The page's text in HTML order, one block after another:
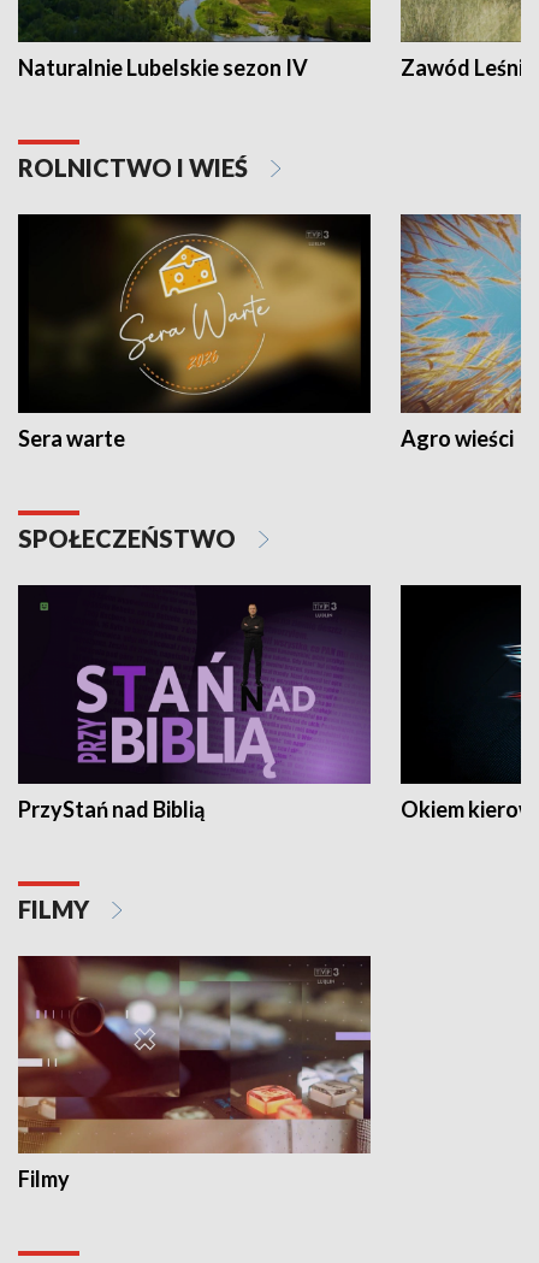
Naturalnie Lubelskie sezon IV Zawód Leśnik
ROLNICTWO I WIEŚ
Sera warte Agro wieści
SPOŁECZEŃSTWO
PrzyStań nad Biblią Okiem
FILMY
Filmy